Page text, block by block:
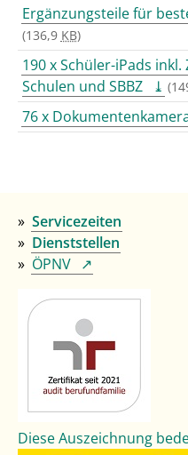
Ergänzungsteile für
(136,9 KB)
190 x Schüler-iPads
Schulen und SBBZ
76 x
Servicezeiten
Dienststellen
ÖPNV
Diese Auszeichnung